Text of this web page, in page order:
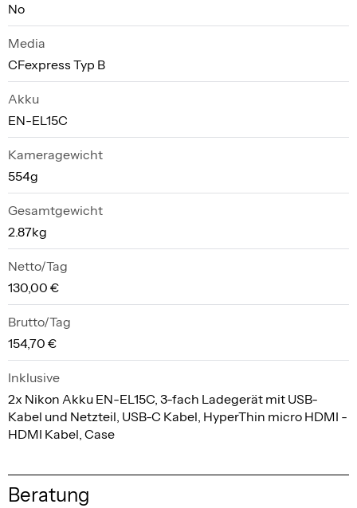
No
Media
CFexpress Typ B
Akku
EN-EL15C
Kameragewicht
554g
Gesamtgewicht
2.87kg
Netto/Tag
130,00 €
Brutto/Tag
154,70 €
Inklusive
2x Nikon Akku EN-EL15C, 3-fach Ladegerät mit USB-
Kabel und Netzteil, USB-C Kabel, HyperThin micro HDMI -
HDMI Kabel, Case
Beratung